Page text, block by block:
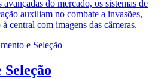
do mercado, os sistemas de
auxiliam no combate a invasões,
central com imagens das câmeras.